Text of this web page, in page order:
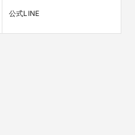
やかな装飾と共に、大切
んで。
約に限る
当スタッフまで
公式LINE